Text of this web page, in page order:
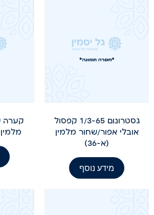
גסטרונום 1/3-65 קפסול
אובלי אפור/שחור מלמין
(א-36)
מידע נוסף
קערה
מלמין